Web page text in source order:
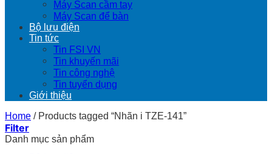
Máy Scan cầm tay
Máy Scan để bàn
Bộ lưu điện
Tin tức
Tin FSI VN
Tin khuyến mãi
Tin công nghệ
Tin tuyển dụng
Giới thiệu
Home /Products tagged “Nhãn i TZE-141”
Filter
Danh mục sản phẩm